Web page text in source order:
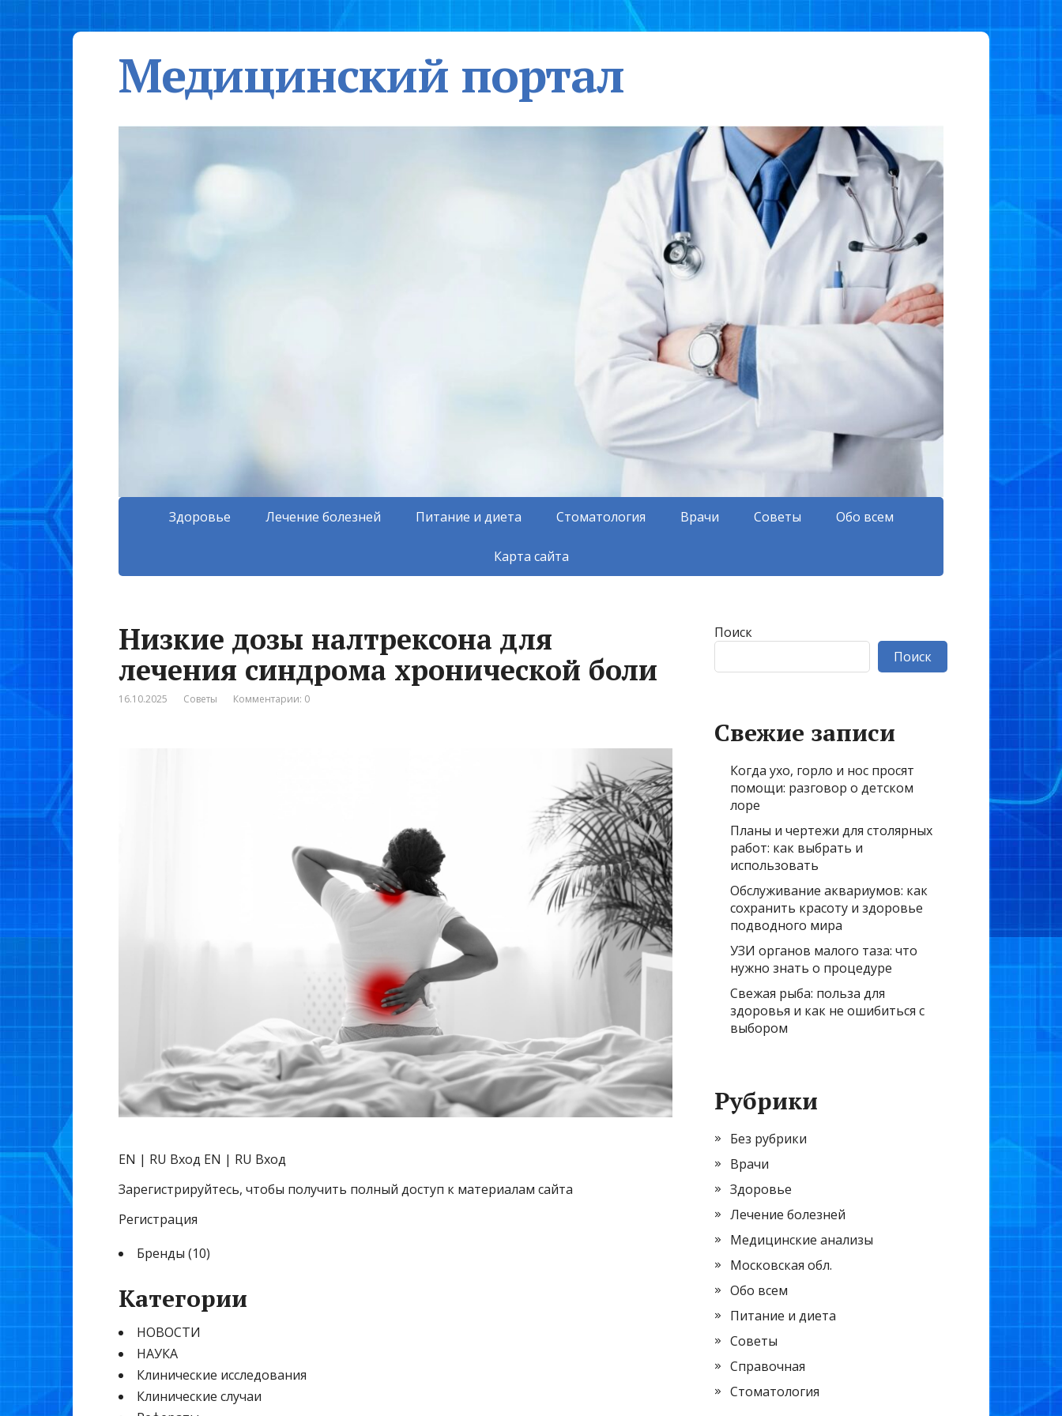
Медицинский портал
Здоровье Лечение болезней Питание и диета Стоматология Врачи Советы Обо всем
Карта сайта
Низкие дозы налтрексона для
лечения синдрома хронической боли
16.10.2025 Советы Комментарии: 0
EN | RU Вход EN | RU Вход
Зарегистрируйтесь, чтобы получить полный доступ к материалам сайта
Регистрация
Бренды (10)
Категории
НОВОСТИ
НАУКА
Клинические исследования
Клинические случаи
Поиск
Поиск
Свежие записи
Когда ухо, горло и нос просят
помощи: разговор о детском
лоре
Планы и чертежи для столярных
работ: как выбрать и
использовать
Обслуживание аквариумов: как
сохранить красоту и здоровье
подводного мира
УЗИ органов малого таза: что
нужно знать о процедуре
Свежая рыба: польза для
здоровья и как не ошибиться с
выбором
Рубрики
Без рубрики
Врачи
Здоровье
Лечение болезней
Медицинские анализы
Московская обл.
Обо всем
Питание и диета
Советы
Справочная
Стоматология